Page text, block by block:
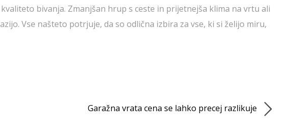
bivanja. Zmanjšan hrup s ceste in prijetnejša klima na vrtu ali
Vse našteto potrjuje, da so odlična izbira za vse, ki si želijo miru,
Garažna vrata cena se lahko precej razlikuje